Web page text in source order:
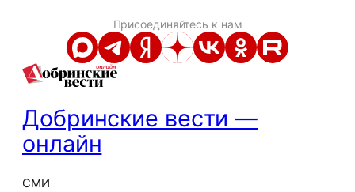
Присоединяйтесь к нам
Добринские вести —
онлайн
СМИ